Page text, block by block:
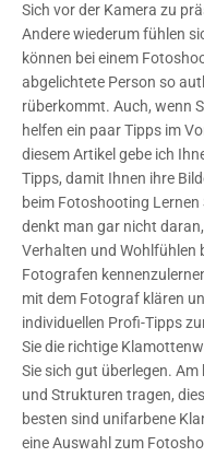
Sich vor der Kamera zu
Andere wiederum fühlen
können bei einem
abgelichtete Person so
rüberkommt. Auch, wenn
helfen ein paar Tipps im
diesem Artikel gebe ich
Tipps, damit Ihnen ihre
beim Fotoshooting
denkt man gar nicht
Verhalten und Wohlfühlen
Fotografen
mit dem Fotograf klären
individuellen Profi-Tipps
Sie die richtige
Sie sich gut überlegen.
und Strukturen tragen,
besten sind unifarbene
eine Auswahl zum